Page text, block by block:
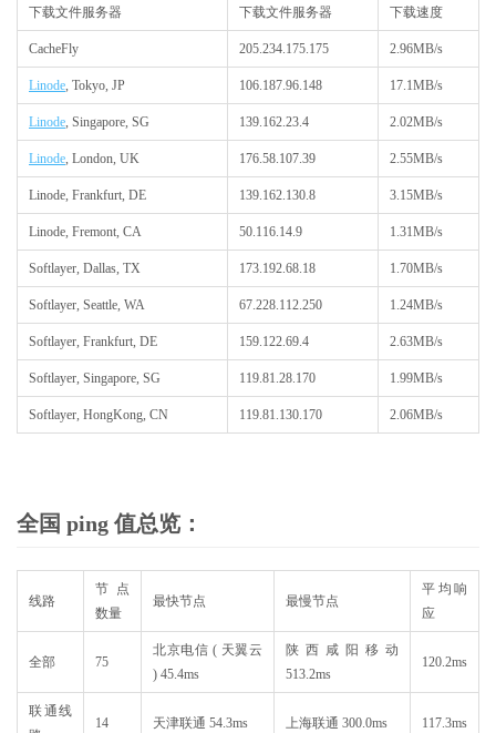
下载文件服务器 下载文件服务器 下载速度
CacheFly 205.234.175.175 2.96MB/s
Linode, Tokyo, JP 106.187.96.148 17.1MB/s
Linode, Singapore, SG 139.162.23.4 2.02MB/s
Linode, London, UK 176.58.107.39 2.55MB/s
Linode, Frankfurt, DE 139.162.130.8 3.15MB/s
Linode, Fremont, CA 50.116.14.9 1.31MB/s
Softlayer, Dallas, TX 173.192.68.18 1.70MB/s
Softlayer, Seattle, WA 67.228.112.250 1.24MB/s
Softlayer, Frankfurt, DE 159.122.69.4 2.63MB/s
Softlayer, Singapore, SG 119.81.28.170 1.99MB/s
Softlayer, HongKong, CN 119.81.130.170 2.06MB/s
全国 ping 值总览：
线路
节点
数量
最快节点 最慢节点
平均响
应
全部 75
北京电信 ( 天翼云
) 45.4ms
陕西咸阳移动
513.2ms
120.2ms
联通线
14 天津联通 54.3ms 上海联通 300.0ms 117.3ms